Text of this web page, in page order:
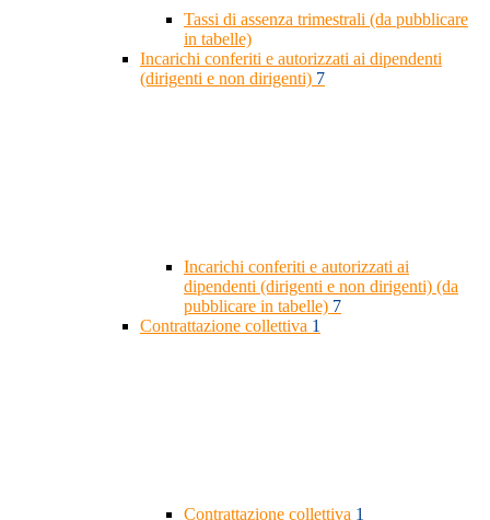
Tassi di assenza trimestrali (da pubblicare
in tabelle)
Incarichi conferiti e autorizzati ai dipendenti
(dirigenti e non dirigenti) 7
Incarichi conferiti e autorizzati ai
dipendenti (dirigenti e non dirigenti) (da
pubblicare in tabelle) 7
Contrattazione collettiva 1
Contrattazione collettiva 1